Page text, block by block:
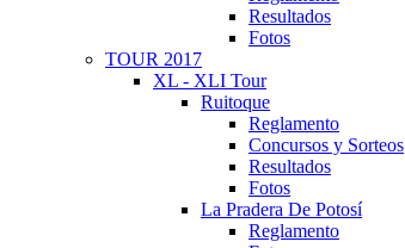
Resultados
Fotos
TOUR 2017
XL - XLI Tour
Ruitoque
Reglamento
Concursos y Sorteos
Resultados
Fotos
La Pradera De Potosí
Reglamento